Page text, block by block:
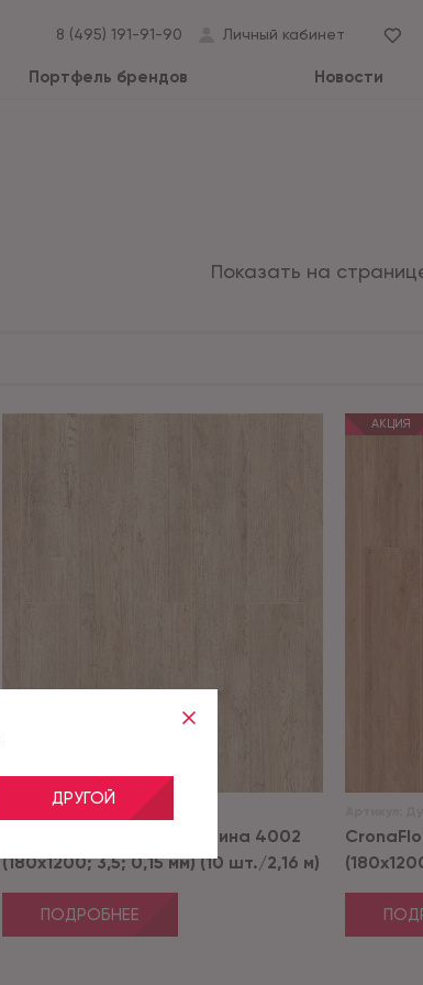
ДРУГОЙ
8 (495) 191-91-90 Личный кабинет
Портфель брендов Новости
Показать на
Дуб Латина 4002
CronaFloor Etna Дуб Латина 4002
(180x1200; 3,5; 0,15 мм) (10 шт./2,16 м)
ПОДРОБНЕЕ
АКЦИЯ